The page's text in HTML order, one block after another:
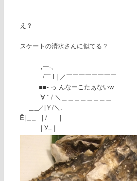
え？
スケートの清水さんに似てる？
,一-、
/￣ l | ／￣￣￣￣￣￣￣￣
■■- っ んなーこたぁないw
´∀｀/ ＼＿＿＿＿＿＿＿＿
＿_／|Ｙ/＼.
Ё|＿_ | / |
| У.. |